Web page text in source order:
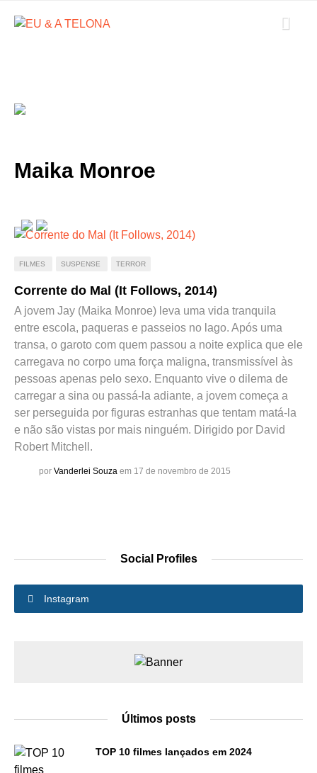
Maika Monroe
FILMES SUSPENSE TERROR
Corrente do Mal (It Follows, 2014)
A jovem Jay (Maika Monroe) leva uma vida tranquila
entre escola, paqueras e passeios no lago. Após uma
transa, o garoto com quem passou a noite explica que ele
carregava no corpo uma força maligna, transmissível às
pessoas apenas pelo sexo. Enquanto vive o dilema de
carregar a sina ou passá-la adiante, a jovem começa a
ser perseguida por figuras estranhas que tentam matá-la
e não são vistas por mais ninguém. Dirigido por David
Robert Mitchell.
por Vanderlei Souza em 17 de novembro de 2015
Social Profiles
Instagram
Últimos posts
TOP 10 filmes lançados em 2024